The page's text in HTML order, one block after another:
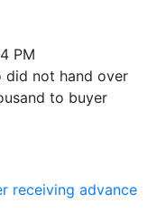
PM
did not hand over
to buyer
receiving advance